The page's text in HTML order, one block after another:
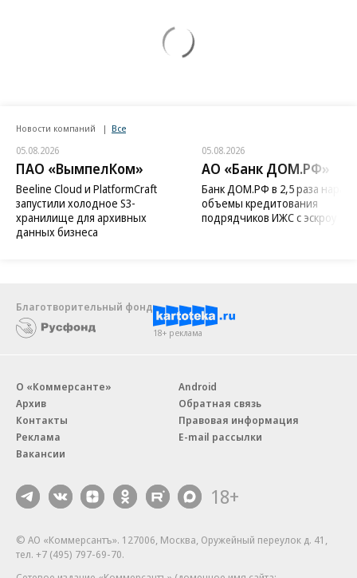
Новости компаний Все
05.08.2026
ПАО «ВымпелКом»
Beeline Cloud и PlatformCraft
запустили холодное S3-
хранилище для архивных
данных бизнеса
05.08.2026
АО «Банк ДОМ.РФ»
Банк ДОМ.РФ в 2,5 раза
объемы кредитования
подрядчиков ИЖС с эскроу
Благотворительный фонд
18+ реклама
О «Коммерсанте»
Архив
Контакты
Реклама
Вакансии
Android
Обратная связь
Правовая информация
E-mail рассылки
18+
© АО «Коммерсантъ». 127006, Москва, Оружейный переулок д. 41,
тел. +7 (495) 797-69-70.